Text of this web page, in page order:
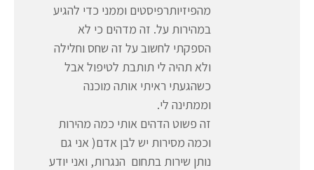
מהפיזיותרפיסטים וממני כדי להגיע
במהירות על. זה מדהים כי לא
הספקתי לחשוב על זה שחס וחלילה
ולא תהיה לי תותבת לטיפול אבל
כשהגעתי ראיתי אותה מוכנה
וממתינה לי.
זה פשוט הדהים אותי כמה מהירות
וכמה מסירות יש לבן אדם( אני גם
נותן שירות בתחום הנגרות, ואני יודע